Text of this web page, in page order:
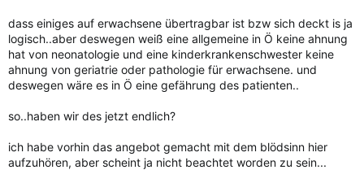
dass einiges auf erwachsene übertragbar ist bzw sich deckt is ja
logisch..aber deswegen weiß eine allgemeine in Ö keine ahnung
hat von neonatologie und eine kinderkrankenschwester keine
ahnung von geriatrie oder pathologie für erwachsene. und
deswegen wäre es in Ö eine gefährung des patienten..
so..haben wir des jetzt endlich?
ich habe vorhin das angebot gemacht mit dem blödsinn hier
aufzuhören, aber scheint ja nicht beachtet worden zu sein...